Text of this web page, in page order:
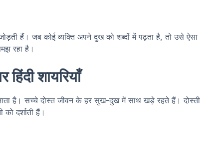
जोड़ती हैं। जब कोई व्यक्ति अपने दुख को शब्दों में पढ़ता है, तो उसे ऐसा
रहा है।
हिंदी शायरियाँ
जाता है। सच्चे दोस्त जीवन के हर सुख-दुख में साथ खड़े रहते हैं। दोस्ती
दर्शाती हैं।